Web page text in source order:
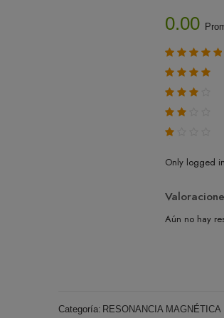
0.00
Only logged
Aún no hay
Categoría: RESONANCIA MAGNÉTICA